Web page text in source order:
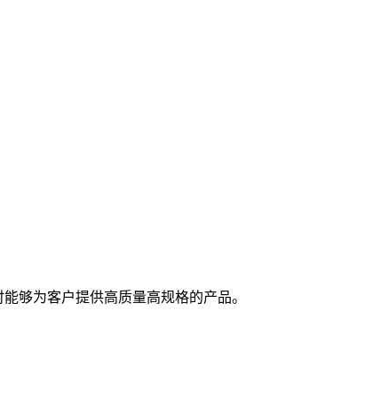
够为客户提供高质量高规格的产品。